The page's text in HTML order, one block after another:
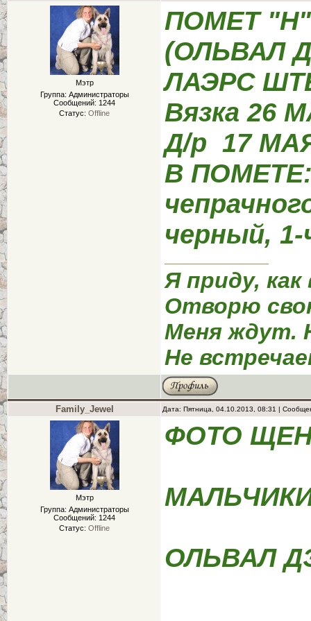
Мэтр
Группа: Администраторы
Сообщений: 1244
Статус: Offline
ПОМЕТ "Н"
(ОЛЬВАЛ
ЛАЭРС
Вязка 26
Д/р 17
В ПОМЕТЕ:
черный, 1-
Я приду, как
Отворю
Меня ждут.
Не
Family_Jewel Дата: Пятница, 04.10.2013, 08:31 |
Мэтр
Группа: Администраторы
Сообщений: 1244
Статус: Offline
ФОТО
ОЛЬВАЛ